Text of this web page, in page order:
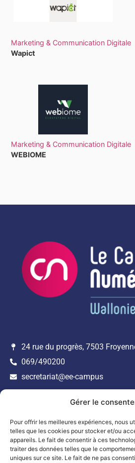
Gérer le
Pour offrir les meilleures expériences, nous
telles que les cookies pour stocker et/ou
appareils. Le fait de consentir à ces
traiter des données telles que le
uniques sur ce site. Le fait de ne pas
Marketing & Communication Digitale
Wapict
Marketing & Communication Digitale
WEBIOME
24 rue du progrès, 7503
069/490200
secretariat@ee-campus
Annuaire
Incubateur Numérique
Incubateur Cybersécurité
Nos
Je